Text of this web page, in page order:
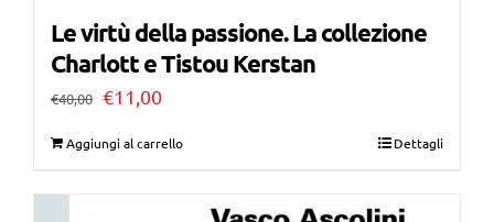
Le virtù della passione. La collezione
Charlott e Tistou Kerstan
€40,00 Il
€11,00Il
Aggiungi al carrello Dettagli